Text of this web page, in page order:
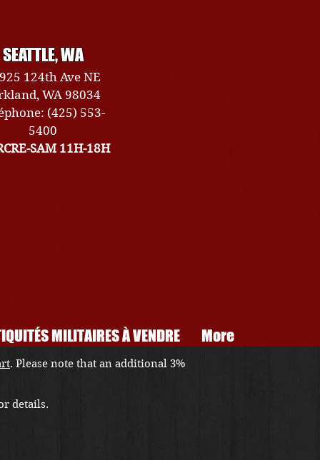
SEATTLE, WA
124th Ave NE
WA 98034
(425) 553-
5400
SAM 11H-18H
MILITAIRES À VENDRE More
. Please note that an additional 3%
details.